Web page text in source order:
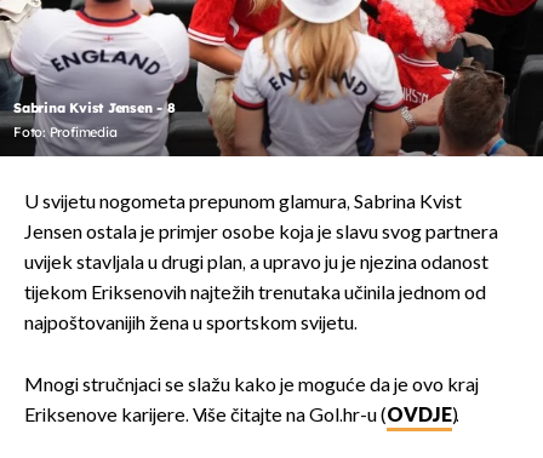
Sabrina Kvist Jensen - 8
Foto: Profimedia
U svijetu nogometa prepunom glamura, Sabrina Kvist
Jensen ostala je primjer osobe koja je slavu svog partnera
uvijek stavljala u drugi plan, a upravo ju je njezina odanost
tijekom Eriksenovih najtežih trenutaka učinila jednom od
najpoštovanijih žena u sportskom svijetu.
Mnogi stručnjaci se slažu kako je moguće da je ovo kraj
Eriksenove karijere. Više čitajte na Gol.hr-u (OVDJE).